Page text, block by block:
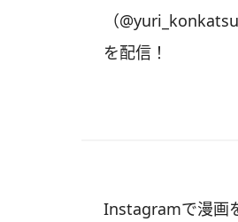
（
を配信！
Instagramで漫画